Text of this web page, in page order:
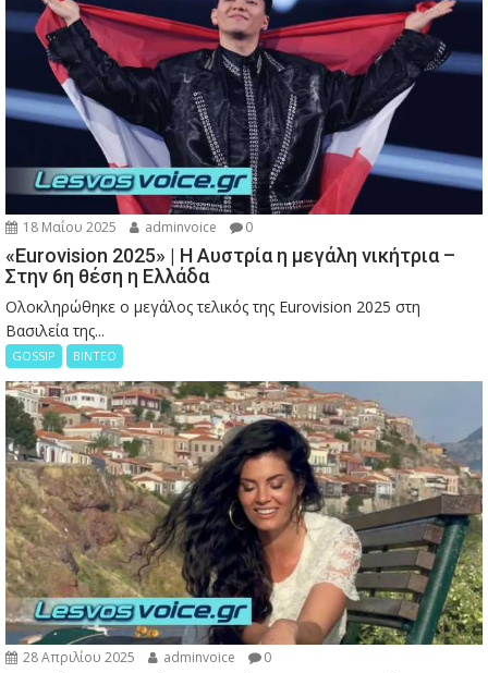
18 Μαΐου 2025 adminvoice 0
«Eurovision 2025» | Η Αυστρία η μεγάλη νικήτρια –
Στην 6η θέση η Ελλάδα
Ολοκληρώθηκε ο μεγάλος τελικός της Eurovision 2025 στη
Βασιλεία της...
GOSSIP ΒΙΝΤΕΟ
28 Απριλίου 2025 adminvoice 0